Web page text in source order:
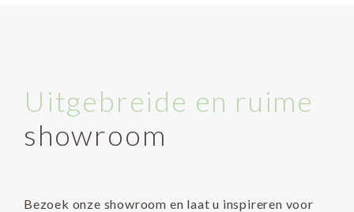
Uitgebreide en ruime
showroom
Bezoek onze showroom en laat u inspireren voor